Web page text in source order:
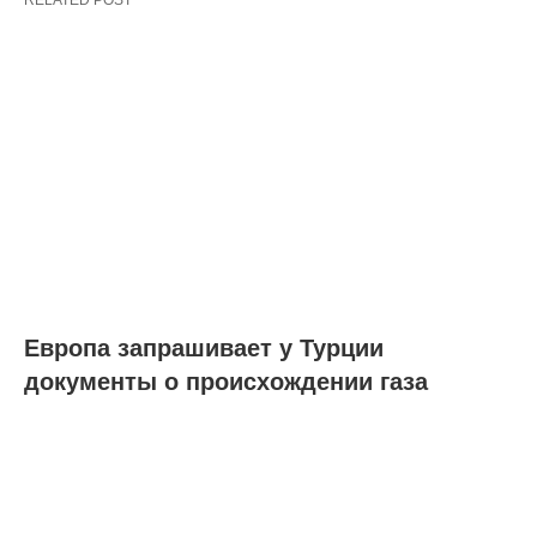
Европа запрашивает у Турции
документы о происхождении газа